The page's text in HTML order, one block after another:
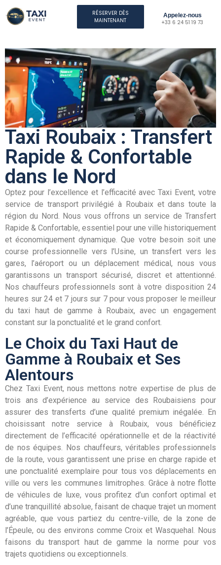
RÉSERVER DÈS
MAINTENANT
Appelez-nous
+33 6 24 51 19 73
Taxi Roubaix : Transfert
Rapide & Confortable
dans le Nord
Optez pour l’excellence et l’efficacité avec Taxi Event, votre
service de transport privilégié à Roubaix et dans toute la
région du Nord. Nous vous offrons un service de Transfert
Rapide & Confortable, essentiel pour une ville historiquement
et économiquement dynamique. Que votre besoin soit une
course professionnelle vers l’Usine, un transfert vers les
gares, l’aéroport ou un déplacement médical, nous vous
garantissons un transport sécurisé, discret et attentionné.
Nos chauffeurs professionnels sont à votre disposition 24
heures sur 24 et 7 jours sur 7 pour vous proposer le meilleur
du taxi haut de gamme à Roubaix, avec un engagement
constant sur la ponctualité et le grand confort.
Le Choix du Taxi Haut de
Gamme à Roubaix et Ses
Alentours
Chez Taxi Event, nous mettons notre expertise de plus de
trois ans d’expérience au service des Roubaisiens pour
assurer des transferts d’une qualité premium inégalée. En
choisissant notre service à Roubaix, vous bénéficiez
directement de l’efficacité opérationnelle et de la réactivité
de nos équipes. Nos chauffeurs, véritables professionnels
de la route, vous garantissent une prise en charge rapide et
une ponctualité exemplaire pour tous vos déplacements en
ville ou vers les communes limitrophes. Grâce à notre flotte
de véhicules de luxe, vous profitez d’un confort optimal et
d’une tranquillité absolue, faisant de chaque trajet un moment
agréable, que vous partiez du centre-ville, de la zone de
l’Épeule, ou des environs comme Croix et Wasquehal. Nous
faisons du transport haut de gamme la norme pour vos
trajets quotidiens ou exceptionnels.